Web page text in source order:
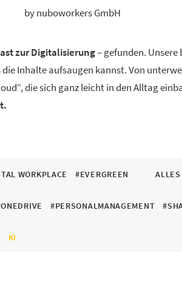
by nuboworkers GmbH
zur Digitalisierung– gefunden.
Inhalte aufsaugen kannst. Von
die sich ganz leicht in den Alltag
WORKPLACE #EVERGREEN
#PERSONALMANAGEMENT
KI